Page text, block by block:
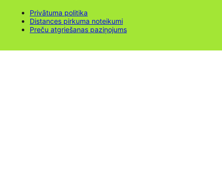
Privātuma politika
Distances pirkuma noteikumi
Preču atgriešanas paziņojums